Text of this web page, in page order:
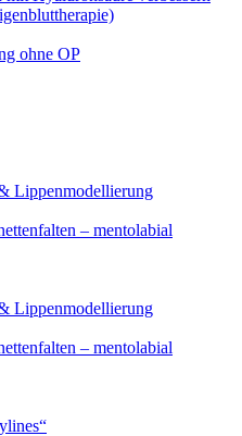
ohne OP
Lippenmodellierung
– mentolabial
Lippenmodellierung
– mentolabial